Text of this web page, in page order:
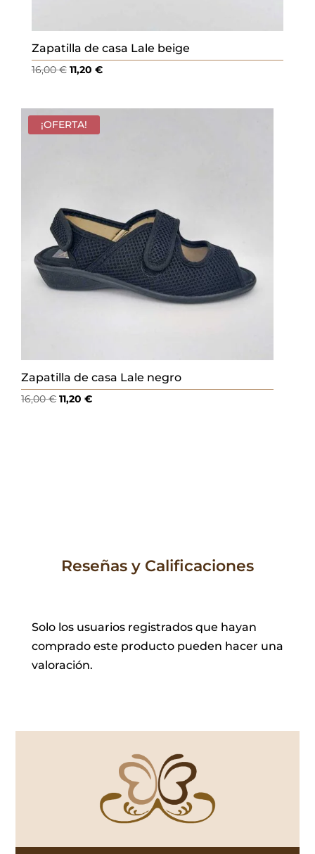
Zapatilla de casa Lale beige
16,00€ El
original
era:
11,20 €El
actual
¡OFERTA!
Zapatilla de casa Lale negro
16,00€El
11,20€El
Reseñas y Calificaciones
Solo los usuarios registrados que hayan
comprado este producto pueden hacer una
valoración.